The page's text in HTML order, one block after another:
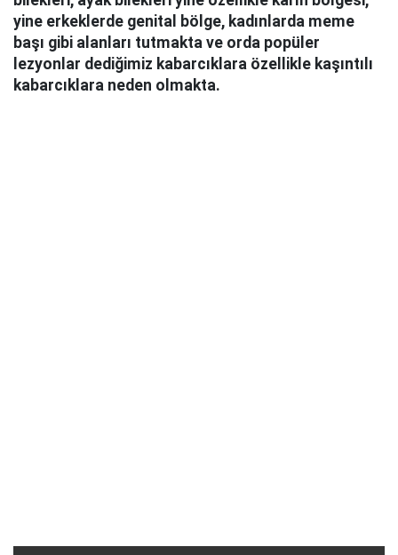
yine erkeklerde genital bölge, kadınlarda meme
başı gibi alanları tutmakta ve orda popüler
lezyonlar dediğimiz kabarcıklara özellikle kaşıntılı
kabarcıklara neden olmakta.